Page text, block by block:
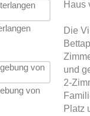
von
Haus
Die
und
2-
Platz